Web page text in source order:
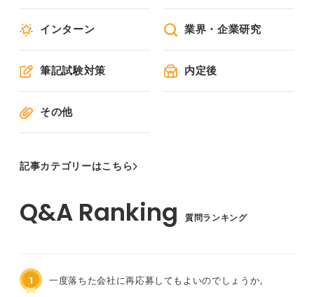
インターン 業界・企業研究
筆記試験対策 内定後
その他
記事カテゴリーはこちら
質問ランキング
1 一度落ちた会社に再応募してもよいのでしょうか。